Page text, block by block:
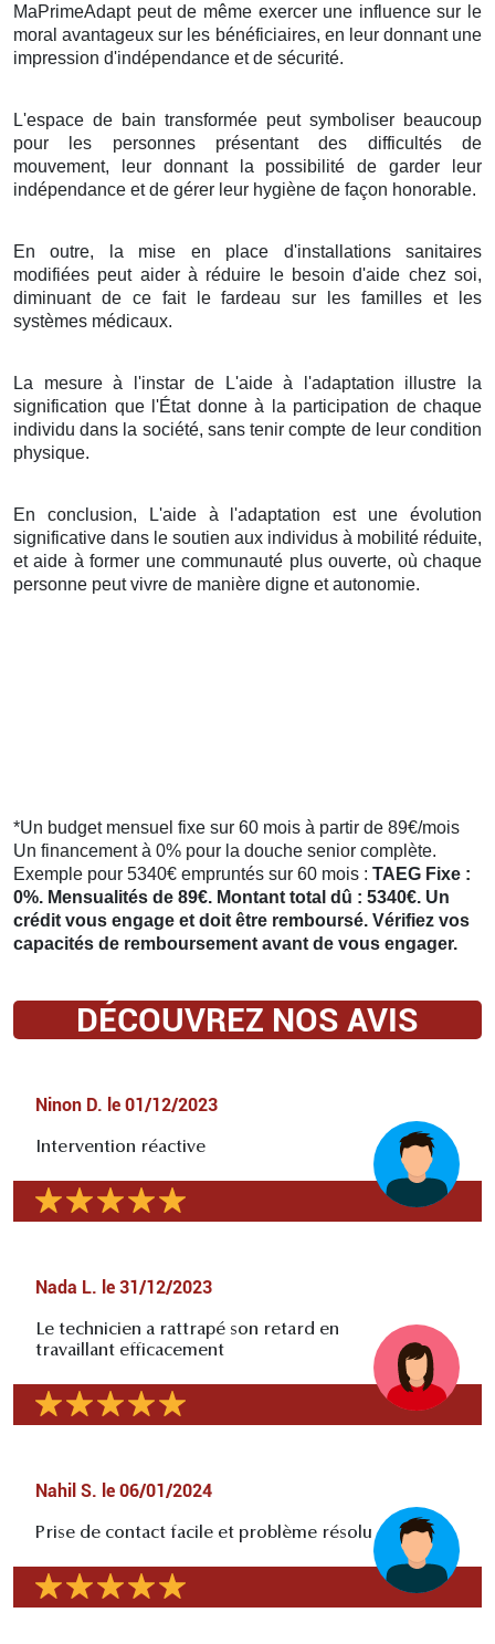
MaPrimeAdapt peut de même exercer une influence sur le
moral avantageux sur les bénéficiaires, en leur donnant une
impression d'indépendance et de sécurité.
L'espace de bain transformée peut symboliser beaucoup
pour les personnes présentant des difficultés de
mouvement, leur donnant la possibilité de garder leur
indépendance et de gérer leur hygiène de façon honorable.
En outre, la mise en place d'installations sanitaires
modifiées peut aider à réduire le besoin d'aide chez soi,
diminuant de ce fait le fardeau sur les familles et les
systèmes médicaux.
La mesure à l'instar de L'aide à l'adaptation illustre la
signification que l'État donne à la participation de chaque
individu dans la société, sans tenir compte de leur condition
physique.
En conclusion, L'aide à l'adaptation est une évolution
significative dans le soutien aux individus à mobilité réduite,
et aide à former une communauté plus ouverte, où chaque
personne peut vivre de manière digne et autonomie.
*Un budget mensuel fixe sur 60 mois à partir de 89€/mois
Un financement à 0% pour la douche senior complète.
Exemple pour 5340€ empruntés sur 60 mois : TAEG Fixe :
0%. Mensualités de 89€. Montant total dû : 5340€. Un
crédit vous engage et doit être remboursé. Vérifiez vos
capacités de remboursement avant de vous engager.
DÉCOUVREZ NOS AVIS
Ninon D. le 01/12/2023
Intervention réactive
Nada L. le 31/12/2023
Le technicien a rattrapé son retard en
travaillant efficacement
Nahil S. le 06/01/2024
Prise de contact facile et problème résolu